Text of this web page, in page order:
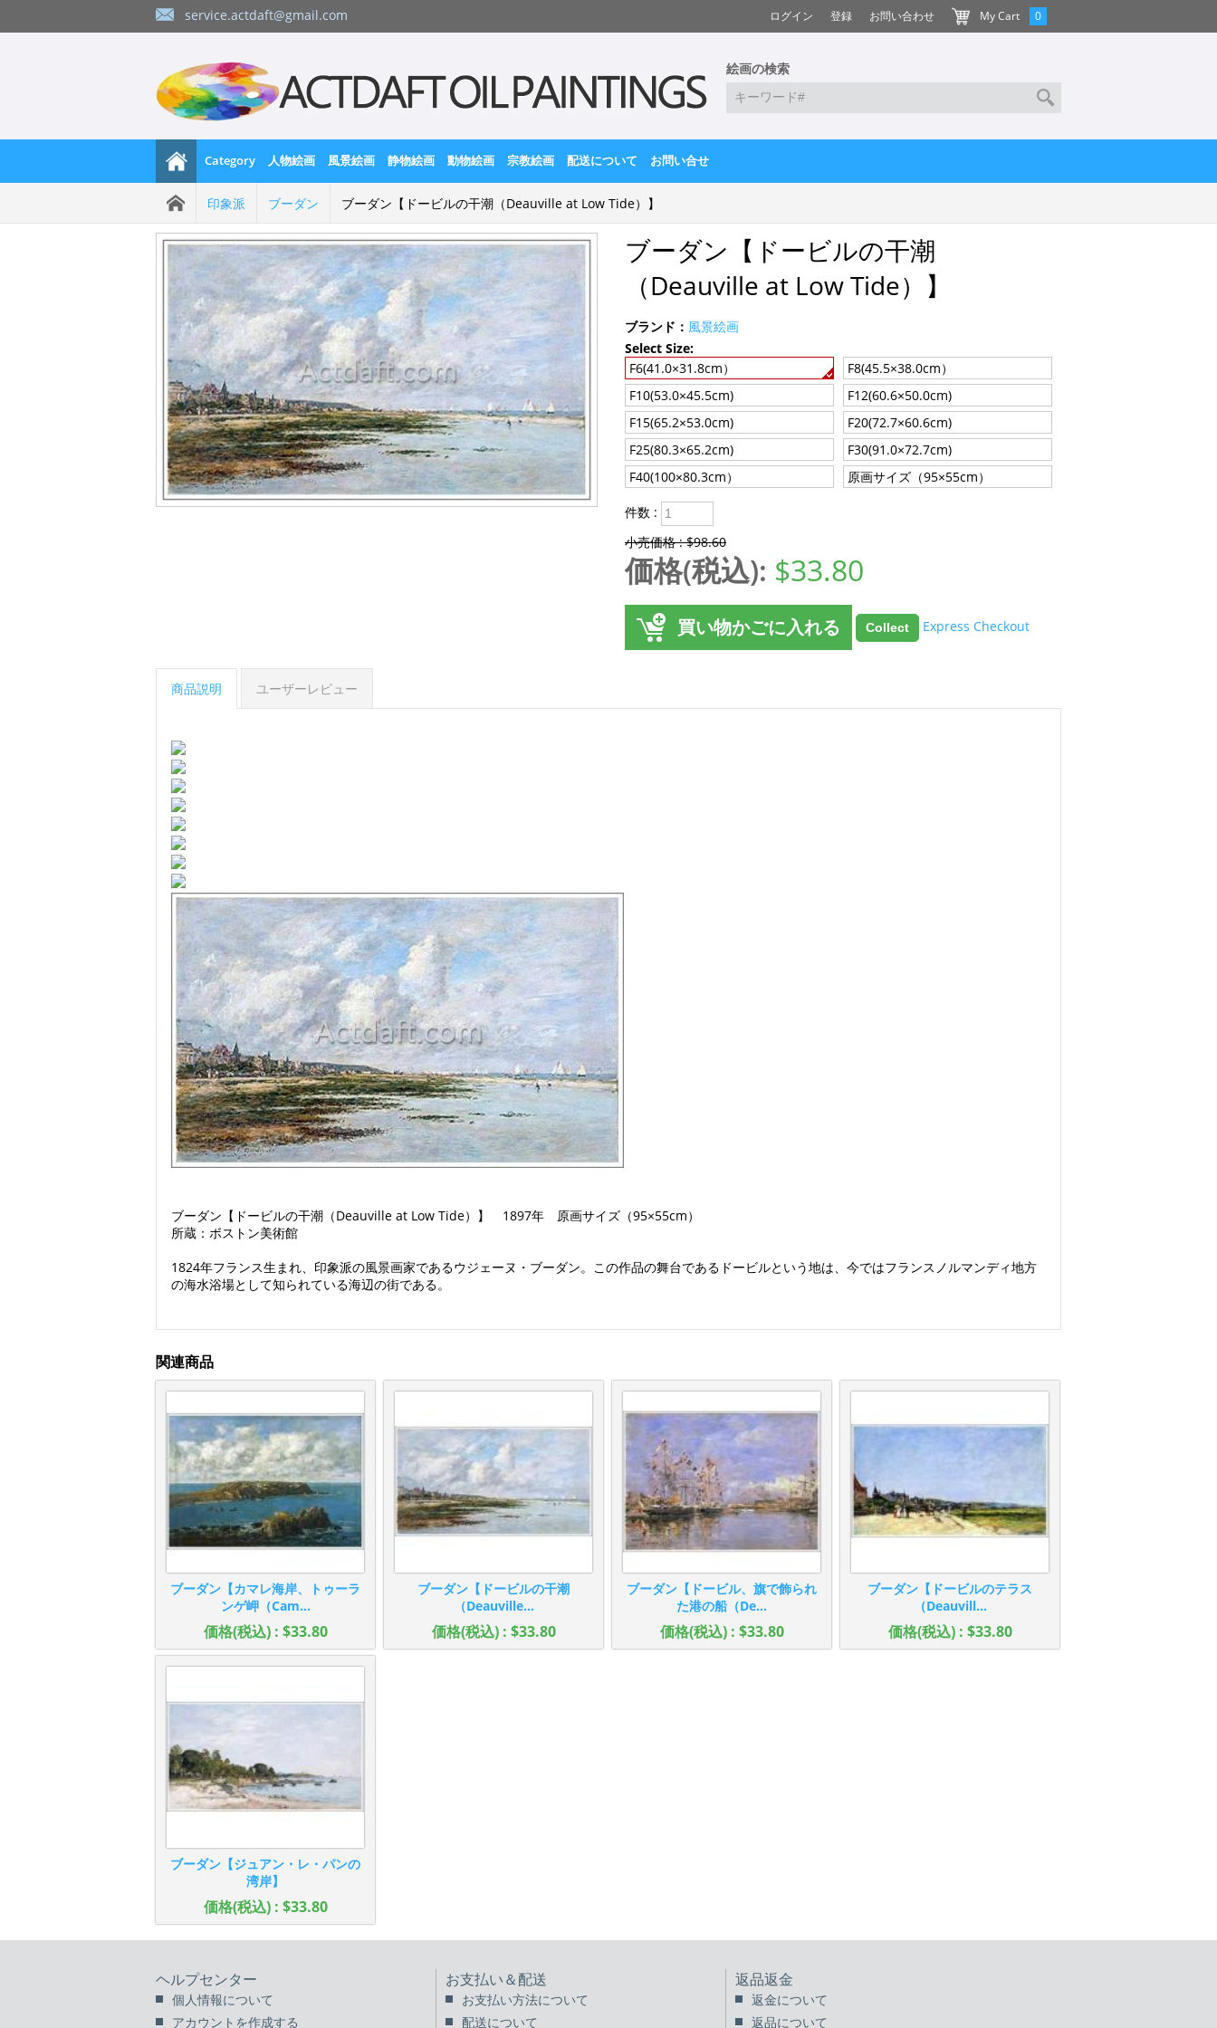
service.actdaft@gmail.com ログイン 登録 お問い合わせ My Cart 0
絵画の検索
Category 人物絵画 風景絵画 静物絵画 動物絵画 宗教絵画 配送について お問い合せ
印象派 ブーダン ブーダン【ドービルの干潮（Deauville at Low Tide）】
ブーダン【ドービルの干潮
（Deauville at Low Tide）】
ブランド： 風景絵画
Select Size:
F6(41.0×31.8cm）
F8(45.5×38.0cm）
F10(53.0×45.5cm)
F12(60.6×50.0cm)
F15(65.2×53.0cm)
F20(72.7×60.6cm)
F25(80.3×65.2cm)
F30(91.0×72.7cm)
F40(100×80.3cm）
原画サイズ（95×55cm）
件数 :
小売価格 : $98.60
価格(税込): $33.80
買い物かごに入れる Express Checkout
商品説明 ユーザーレビュー
ブーダン【ドービルの干潮（Deauville at Low Tide）】 1897年 原画サイズ（95×55cm）
所蔵：ボストン美術館
1824年フランス生まれ、印象派の風景画家であるウジェーヌ・ブーダン。この作品の舞台であるドービルという地は、今ではフランスノルマンディ地方
の海水浴場として知られている海辺の街である。
関連商品
ブーダン【カマレ海岸、トゥーラ
ンゲ岬（Cam...
価格(税込) : $33.80
ブーダン【ドービルの干潮
（Deauville...
価格(税込) : $33.80
ブーダン【ドービル、旗で飾られ
た港の船（De...
価格(税込) : $33.80
ブーダン【ドービルのテラス
（Deauvill...
価格(税込) : $33.80
ブーダン【ジュアン・レ・パンの
湾岸】
価格(税込) : $33.80
ヘルプセンター
個人情報について
アカウントを作成する
お支払い＆配送
お支払い方法について
配送について
返品返金
返金について
返品について